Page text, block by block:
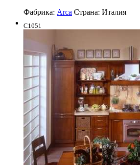
Фабрика: Arca Страна: Италия
C1051